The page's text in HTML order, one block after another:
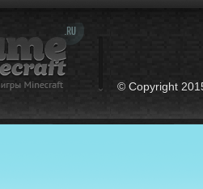
© Copyright